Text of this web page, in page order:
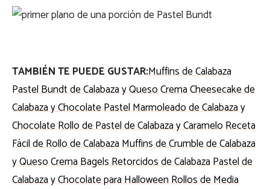
TAMBIÉN TE PUEDE GUSTAR:Muffins de Calabaza
Pastel Bundt de Calabaza y Queso CremaCheesecake de
Calabaza y ChocolatePastel Marmoleado de Calabaza y
ChocolateRollo de Pastel de Calabaza y CarameloReceta
Fácil de Rollo de CalabazaMuffins de Crumble de Calabaza
y Queso CremaBagels Retorcidos de CalabazaPastel de
Calabaza y Chocolate para HalloweenRollos de Media